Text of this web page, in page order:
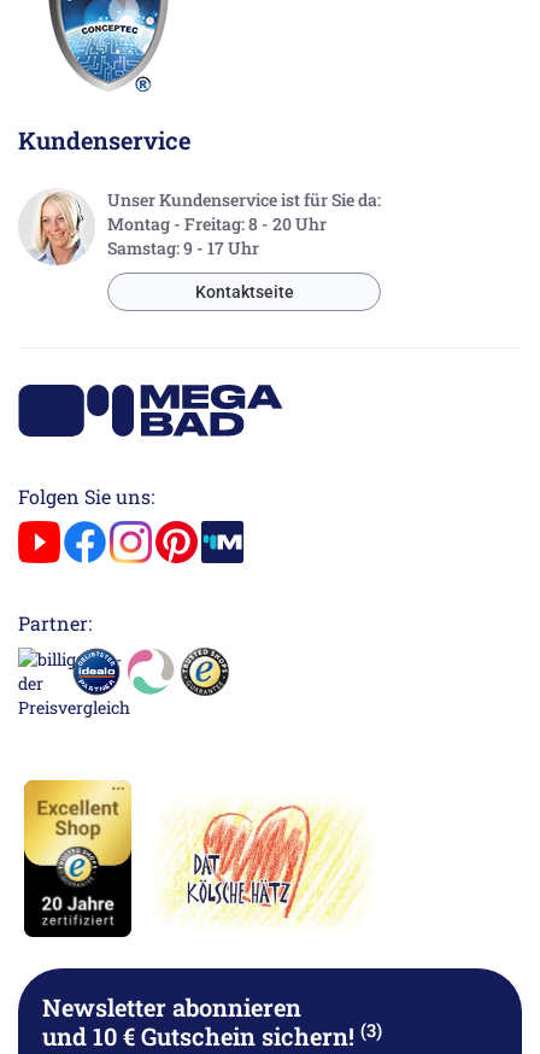
Kundenservice
Unser Kundenservice ist für Sie da:
Montag - Freitag: 8 - 20 Uhr
Samstag: 9 - 17 Uhr
Kontaktseite
Folgen Sie uns:
Partner:
Newsletter abonnieren
und 10 € Gutschein sichern! (3)